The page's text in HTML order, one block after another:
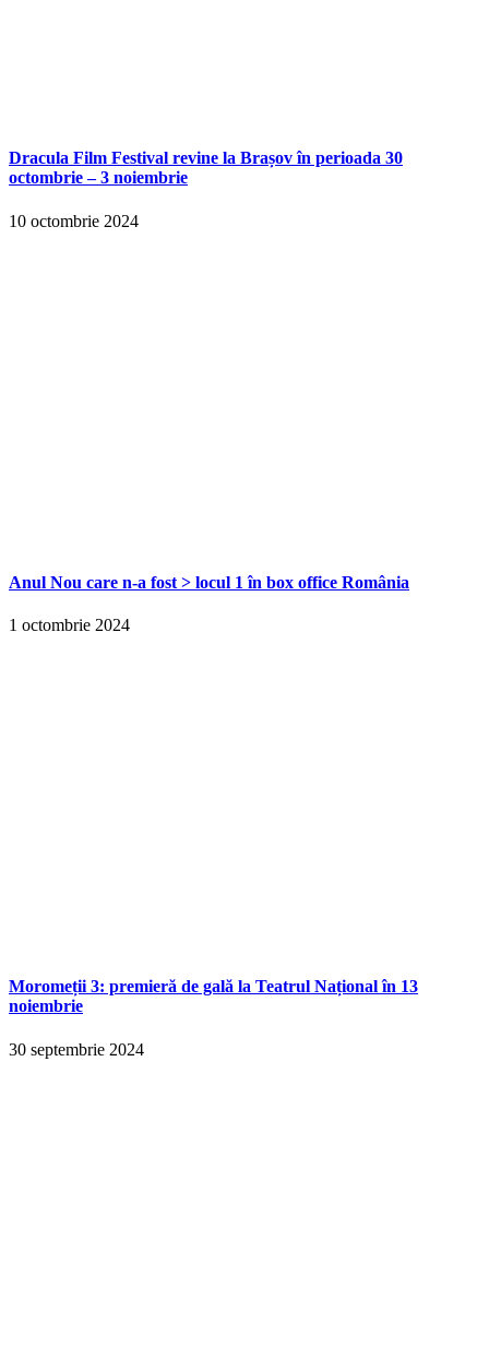
Dracula Film Festival revine la Brașov în perioada 30
octombrie – 3 noiembrie
10 octombrie 2024
Anul Nou care n-a fost > locul 1 în box office România
1 octombrie 2024
Moromeții 3: premieră de gală la Teatrul Național în 13
noiembrie
30 septembrie 2024